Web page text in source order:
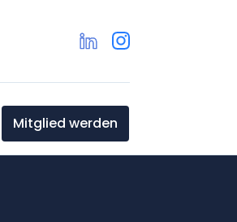
Mitglied werden